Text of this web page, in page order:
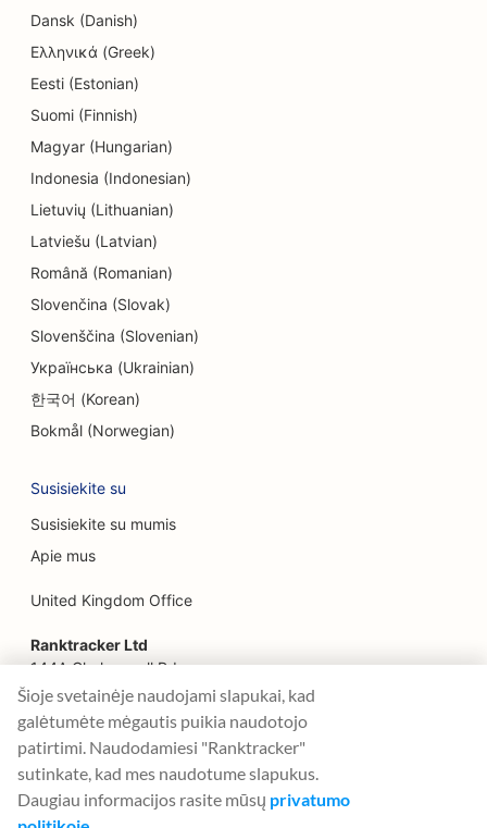
SEO sausoms valykloms
SEO elektronikos parduotuvėms
SEO inžinerijos įmonėms
SEO endodontologams
SEO pramogoms ir poilsiui
Etninių restoranų EO
'Farm-to-Table' restoranų SEO
SEO veido pakėlimo paslaugoms
SEO šeimos restoranams
SEO finansų planuotojams
SEO greito maisto restoranams
SEO gėlininkams
SEO maisto prekybos centrams
Prancūzijos konditerijos parduotuvių SEO
SEO maisto sunkvežimiams
SEO baldų parduotuvėms
Dansk (Danish)
Ελληνικά (Greek)
Eesti (Estonian)
Suomi (Finnish)
Magyar (Hungarian)
Indonesia (Indonesian)
Lietuvių (Lithuanian)
Latviešu (Latvian)
Română (Romanian)
Slovenčina (Slovak)
Slovenščina (Slovenian)
Українська (Ukrainian)
한국어 (Korean)
Bokmål (Norwegian)
Susisiekite su
Susisiekite su mumis
Apie mus
United Kingdom Office
Ranktracker Ltd
144A Clerkenwell Rd
London, EC1R 5DF
Company No: 08820809
felix@ranktracker.com
Šioje svetainėje naudojami slapukai, kad
galėtumėte mėgautis puikia naudotojo
patirtimi. Naudodamiesi "Ranktracker"
sutinkate, kad mes naudotume slapukus.
Daugiau informacijos rasite mūsų privatumo